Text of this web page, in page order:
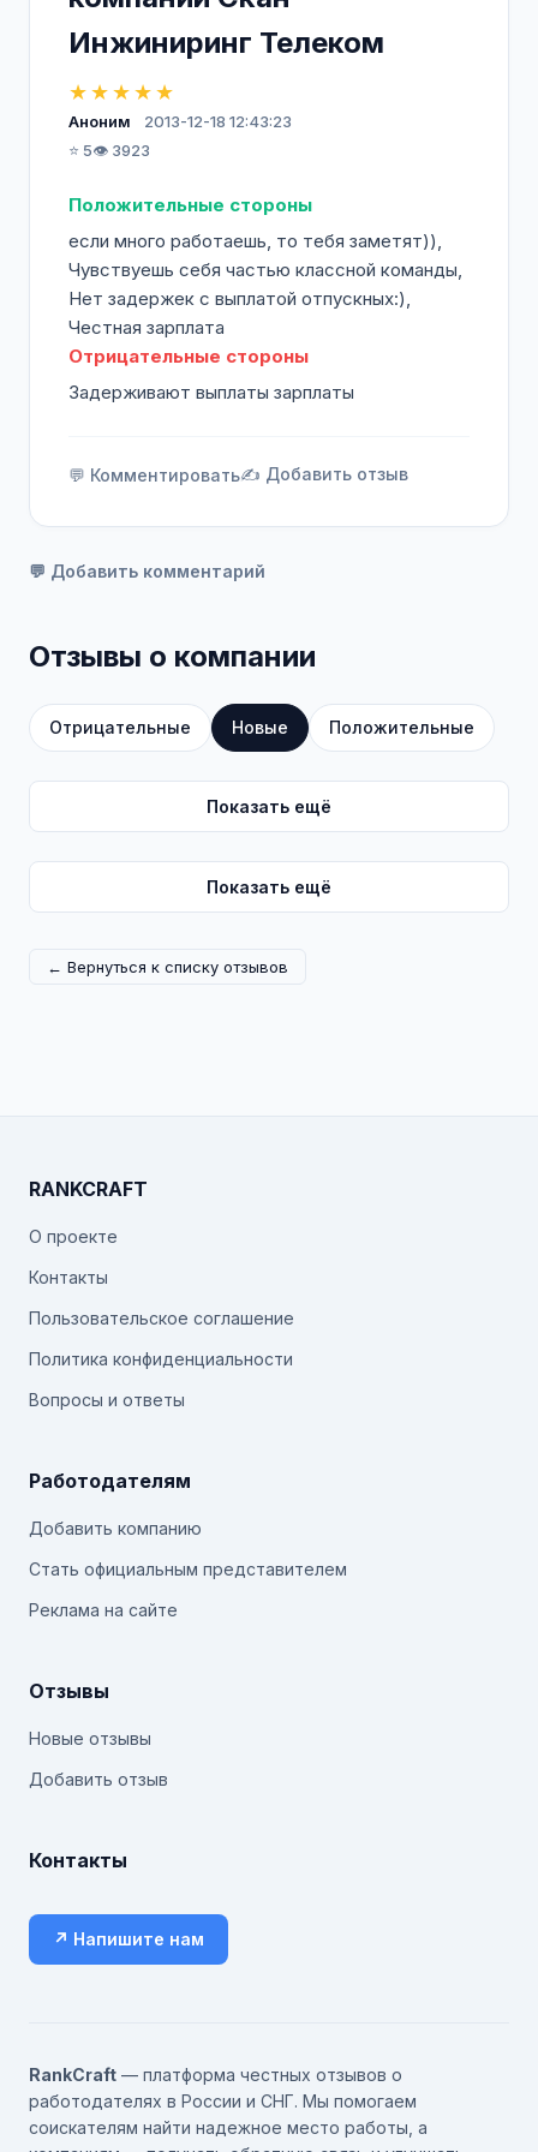
поддержки. ЗАО «Скан
Инжиниринг Телеком» является
Industrial Computer Manufacturers Group
(PICMG). Благодаря большому
накопленному научному и техническому
высококвалифицированному коллективу мы
разрабатываем и выпускаем
широкий спектр модулей мирового уровня
с использованием новейшей
элементной базы
Инжиниринг Телеком
★★★★★
Аноним
2013-12-18 12:43:23
⭐ 5👁️ 3923
Положительные стороны
если много работаешь, то тебя заметят)),
Чувствуешь себя частью классной команды,
Нет задержек с выплатой отпускных:),
Честная зарплата
Отрицательные стороны
Задерживают выплаты зарплаты
💬 Комментировать✍️ Добавить отзыв
💬 Добавить комментарий
Отзывы о компании
Отрицательные Новые Положительные
Показать ещё
Показать ещё
← Вернуться к списку отзывов
RANKCRAFT
О проекте
Контакты
Пользовательское соглашение
Политика конфиденциальности
Вопросы и ответы
Работодателям
Добавить компанию
Стать официальным представителем
Реклама на сайте
Отзывы
Новые отзывы
Добавить отзыв
Контакты
↗ Напишите нам
RankCraft — платформа честных отзывов о
работодателях в России и СНГ. Мы помогаем
соискателям найти надежное место работы, а